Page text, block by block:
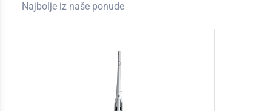
Najbolje iz naše ponude